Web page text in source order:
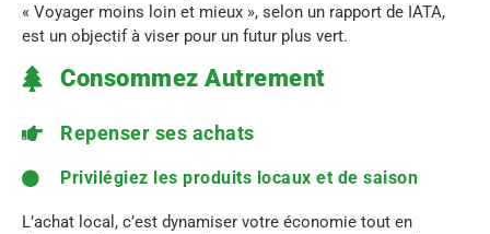
« Voyager moins loin et mieux », selon un rapport de IATA,
est un objectif à viser pour un futur plus vert.
Consommez Autrement
Repenser ses achats
Privilégiez les produits locaux et de saison
L’achat local, c’est dynamiser votre économie tout en